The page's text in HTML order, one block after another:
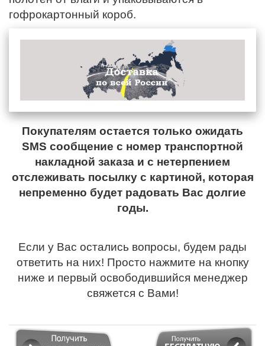
гофрокартонный короб.
Покупателям остается только ожидать
SMS сообщение с номер транспортной
накладной заказа и с нетерпением
отслеживать посылку с картиной, которая
непременно будет радовать Вас долгие
годы.
Если у Вас остались вопросы, будем рады
ответить на них! Просто нажмите на кнопку
ниже и первый освободившийся менеджер
свяжется с Вами!